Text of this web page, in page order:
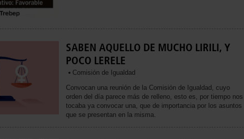
SABEN AQUELLO DE MUCHO LIRILI, Y
POCO LERELE
Comisión de Igualdad
Convocan una reunión de la Comisión de Igualdad, cuyo
orden del día parece más de relleno, esto es, por tiempo nos
tocaba ya convocar una, que de importancia por los asuntos
que se presentan en la misma.